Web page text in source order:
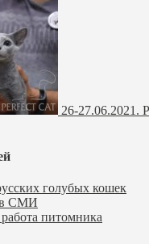
26-27.06.2021.
голубых кошек
СМИ
питомника